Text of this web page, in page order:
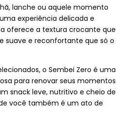
lanche ou aquele momento
experiência delicada e
oferece a textura crocante que
suave e reconfortante que só o
o Sembei Zero é uma
para renovar seus momentos
snack leve, nutritivo e cheio de
você também é um ato de